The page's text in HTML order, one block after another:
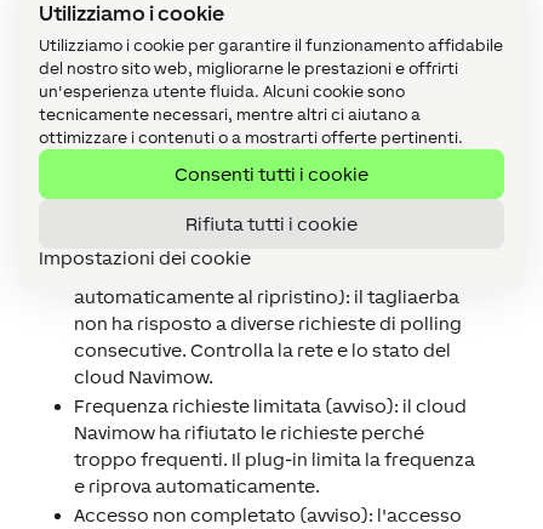
Utilizziamo i cookie
Utilizziamo i cookie per garantire il funzionamento affidabile
del nostro sito web, migliorarne le prestazioni e offrirti
un'esperienza utente fluida. Alcuni cookie sono
tecnicamente necessari, mentre altri ci aiutano a
ottimizzare i contenuti o a mostrarti offerte pertinenti.
Consenti tutti i cookie
Rifiuta tutti i cookie
Impostazioni dei cookie
raggiunto lo stato previsto entro 5 secondi.
Controlla l'app Navimow.
Errore tagliaerba (persistente finché il
tagliaerba non si ripristina): il tagliaerba ha
segnalato uno stato di errore. Il codice di
disponibile. La notifica viene chiusa
automaticamente non appena il tagliaerba
Tagliaerba non raggiungibile (avviso, chiuso
automaticamente al ripristino): il tagliaerba
non ha risposto a diverse richieste di polling
consecutive. Controlla la rete e lo stato del
cloud Navimow.
Frequenza richieste limitata (avviso): il cloud
Navimow ha rifiutato le richieste perché
troppo frequenti. Il plug-in limita la frequenza
e riprova automaticamente.
Accesso non completato (avviso): l'accesso